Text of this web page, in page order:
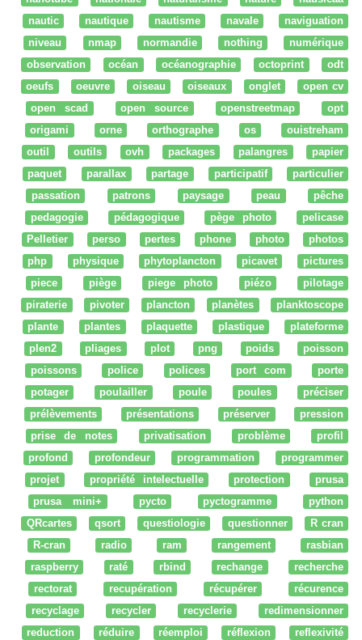
nautic
nautique nautisme navale
naviguation
niveau
nmap normandie nothing
numérique
observation
océan océanographie octoprint
odt
oeufs
oeuvre oiseau oiseaux onglet
open cv
open scad
open source openstreetmap
opt
origami
orne orthographe os
ouistreham
outil
outils ovh packages palangres
papier
paquet
parallax partage participatif
particulier
passation
patrons paysage peau
pêche
pedagogie
pédagogique pège photo
pelicase
Pelletier
perso pertes phone photo
photos
php
physique phytoplancton picavet
pictures
piece
piège piege photo piézo
pilotage
piraterie
pivoter plancton planètes
planktoscope
plante
plantes plaquette plastique
plateforme
plen2
pliages plot png poids
poisson
poissons
police polices port com
porte
potager
poulailler poule poules
préciser
prélèvements
présentations préserver
pression
prise de notes
privatisation problème
profil
profond
profondeur programmation
programmer
projet
propriété intelectuelle protection
prusa
prusa mini+
pycto pyctogramme
python
QRcartes
qsort questiologie questionner
R cran
R-cran
radio ram rangement
rasbian
raspberry
raté rbind rechange
recherche
rectorat
recupération récupérer
récurence
recyclage
recycler recyclerie
redimensionner
reduction
réduire réemploi réflexion
reflexivité